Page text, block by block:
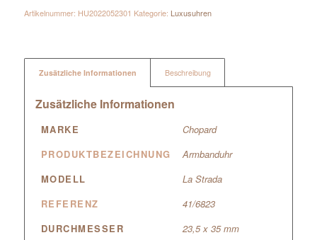
Artikelnummer: HU2022052301 Kategorie: Luxusuhren
Zusätzliche Informationen Beschreibung
Zusätzliche Informationen
MARKE
Chopard
PRODUKTBEZEICHNUNG
Armbanduhr
MODELL
La Strada
REFERENZ
41/6823
DURCHMESSER
23,5 x 35 mm